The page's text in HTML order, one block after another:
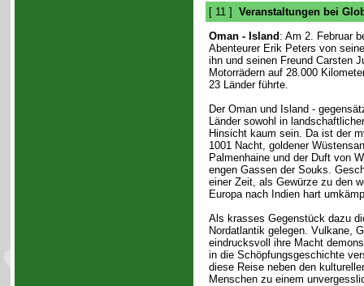
[ 11 ] Veranstaltungen bei
Oman - Island : Am 2. Februar
Abenteurer Erik Peters von
ihn und seinen Freund Carsten
Motorrädern auf 28.000
23 Länder führte.
Der Oman und Island -
Länder sowohl in
Hinsicht kaum sein. Da ist der
1001 Nacht, goldener
Palmenhaine und der Duft von
engen Gassen der Souks.
einer Zeit, als Gewürze zu den
Europa nach Indien hart
Als krasses Gegenstück dazu
Nordatlantik gelegen. Vulkane,
eindrucksvoll ihre Macht
in die Schöpfungsgeschichte
diese Reise neben den
Menschen zu einem